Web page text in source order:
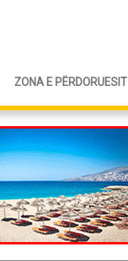
ZONA E PËRDORUESIT